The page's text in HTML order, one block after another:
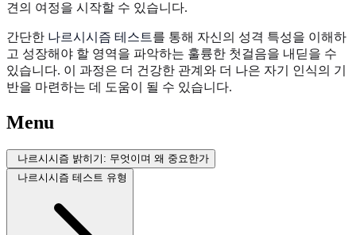
견의 여정을 시작할 수 있습니다.
간단한 나르시시즘 테스트를 통해 자신의 성격 특성을 이해하
고 성장해야 할 영역을 파악하는 훌륭한 첫걸음을 내딛을 수
있습니다. 이 과정은 더 건강한 관계와 더 나은 자기 인식의 기
반을 마련하는 데 도움이 될 수 있습니다.
Menu
나르시시즘 밝히기: 무엇이며 왜 중요한가
나르시시즘 테스트 유형